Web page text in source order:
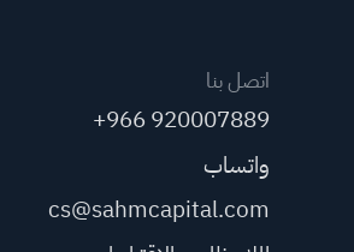
اتصل بنا
+966 920007889
واتساب
cs@sahmcapital.com